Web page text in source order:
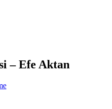
– Efe Aktan